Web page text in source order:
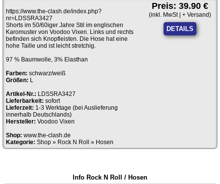
https://www.the-clash.de/index.php?
nr=LDSSRA3427
Shorts im 50/60iger Jahre Stil im englischen
Karomuster von Voodoo Vixen. Links und rechts
befinden sich Knopfleisten. Die Hose hat eine
hohe Taille und ist leicht stretchig.
97 % Baumwolle, 3% Elasthan
Farben: schwarz/weiß
Größen: L
Artikel-Nr.: LDSSRA3427
Lieferbarkeit: sofort
Lieferzeit: 1-3 Werktage (bei Auslieferung
innerhalb Deutschlands)
Hersteller: Voodoo Vixen
Shop: www.the-clash.de
Kategorie: Shop » Rock N Roll » Hosen
Preis: 39.90 €
(inkl. MwSt | + Versand)
DETAILS
Info Rock N Roll / Hosen